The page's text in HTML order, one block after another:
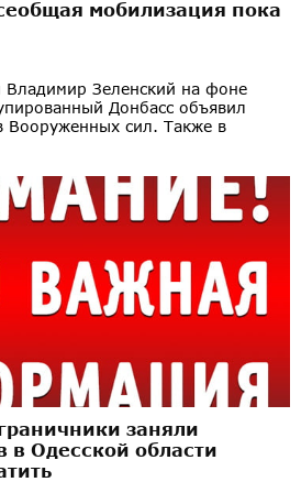
мобилизация пока
Владимир Зеленский на фоне
Донбасс объявил
Вооруженных сил. Также в
заняли
в Одесской области